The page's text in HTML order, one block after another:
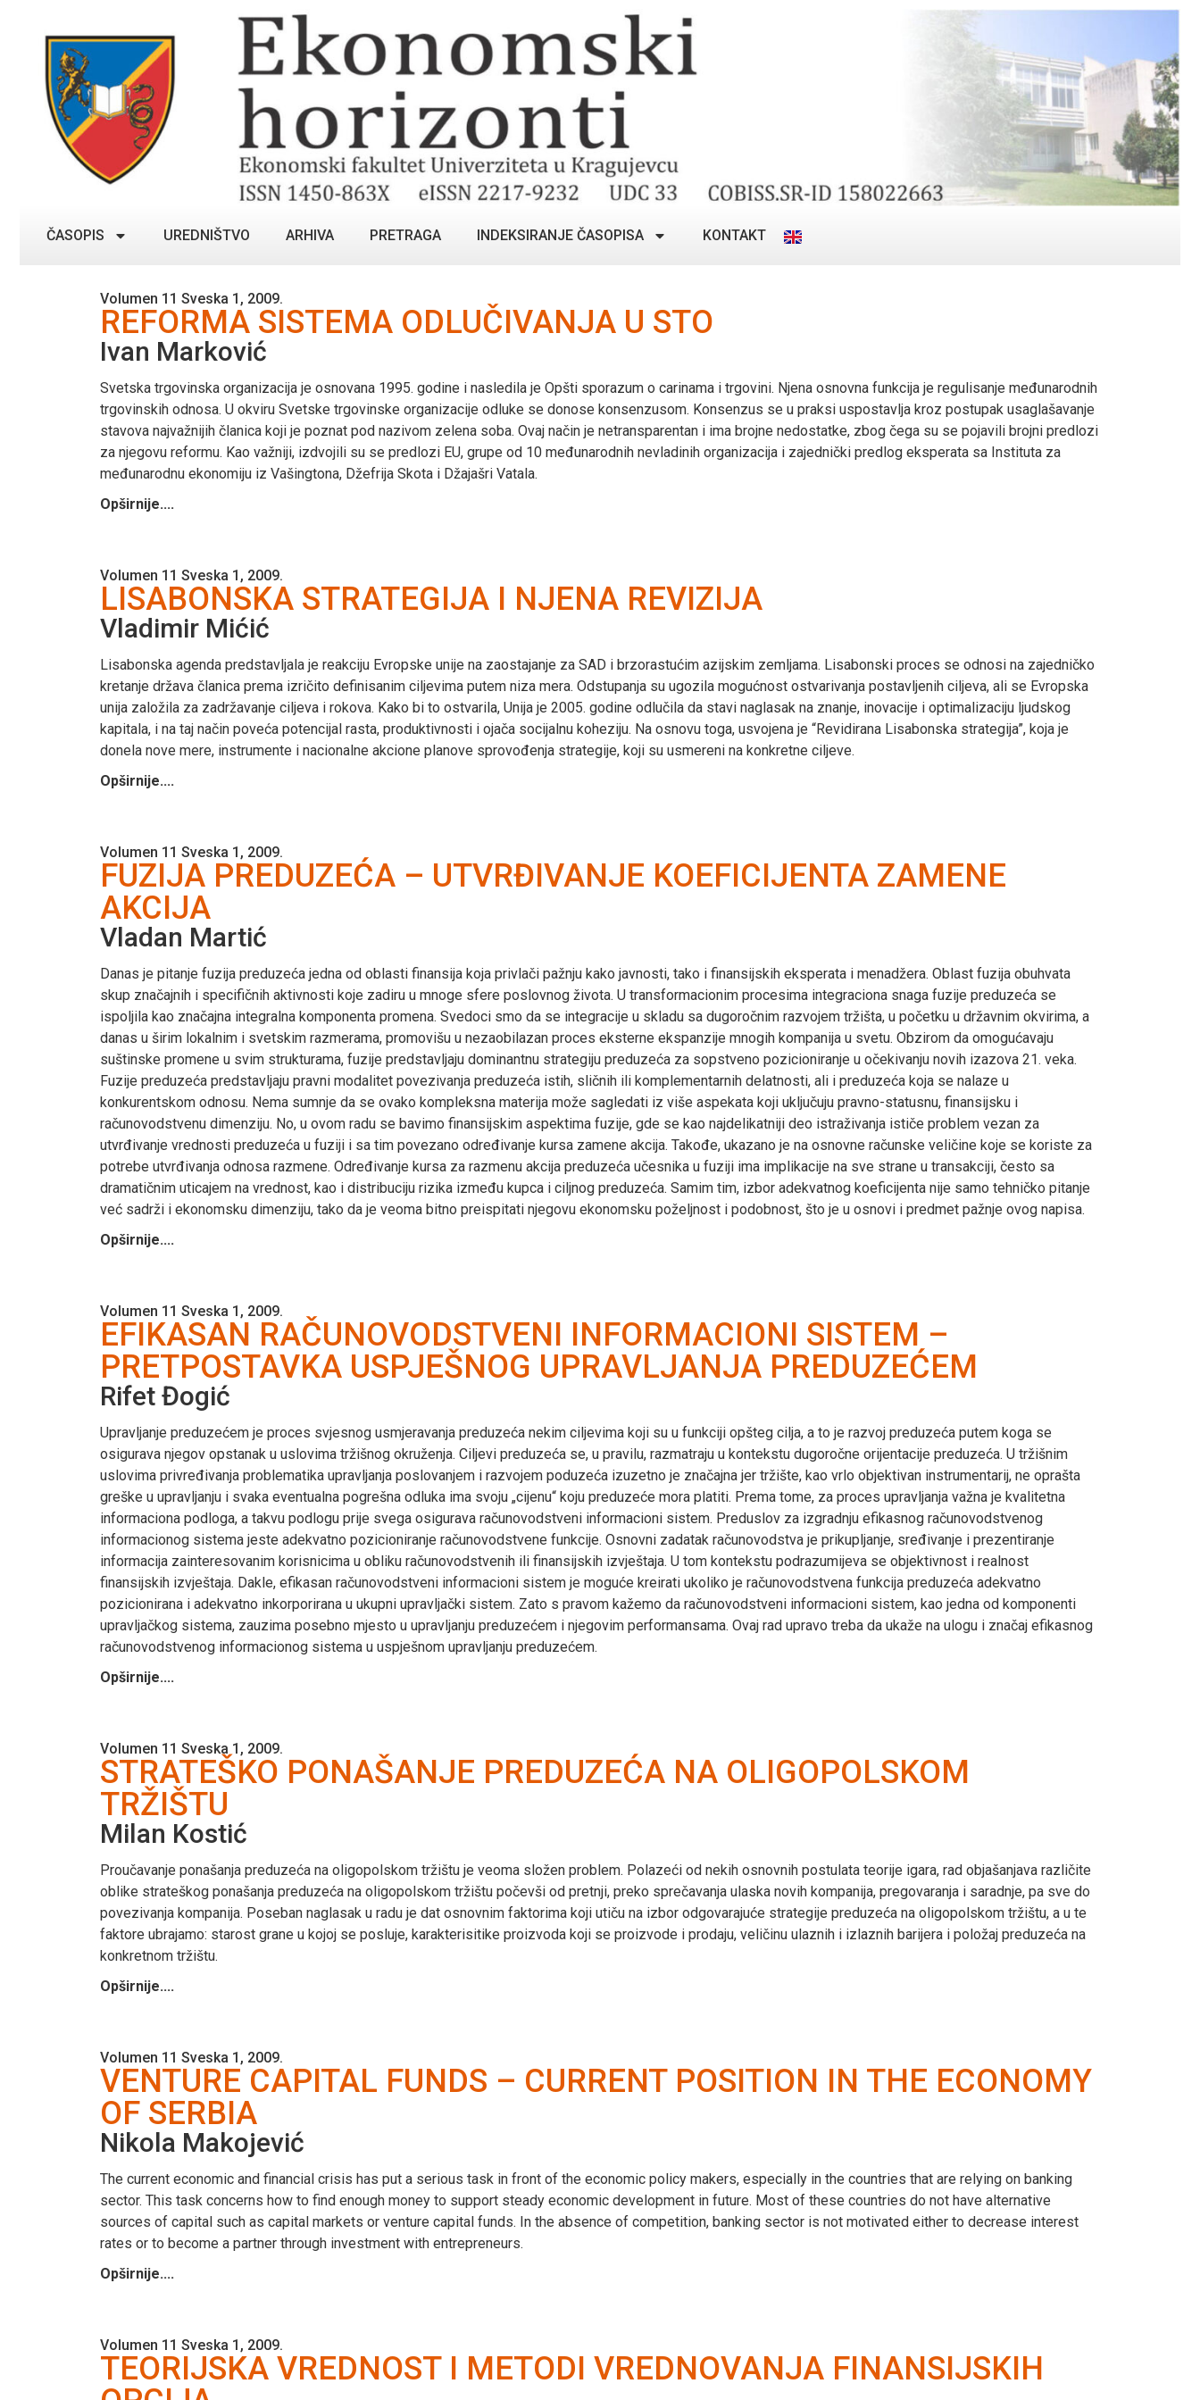
ČASOPIS UREDNIŠTVO ARHIVA PRETRAGA INDEKSIRANJE ČASOPISA KONTAKT
Volumen 11 Sveska 1, 2009.
REFORMA SISTEMA ODLUČIVANJA U STO
Ivan Marković
Svetska trgovinska organizacija je osnovana 1995. godine i nasledila je Opšti sporazum o carinama i trgovini. Njena osnovna funkcija je regulisanje međunarodnih
trgovinskih odnosa. U okviru Svetske trgovinske organizacije odluke se donose konsenzusom. Konsenzus se u praksi uspostavlja kroz postupak usaglašavanje
stavova najvažnijih članica koji je poznat pod nazivom zelena soba. Ovaj način je netransparentan i ima brojne nedostatke, zbog čega su se pojavili brojni predlozi
za njegovu reformu. Kao važniji, izdvojili su se predlozi EU, grupe od 10 međunarodnih nevladinih organizacija i zajednički predlog eksperata sa Instituta za
međunarodnu ekonomiju iz Vašingtona, Džefrija Skota i Džajašri Vatala.
Opširnije....
Volumen 11 Sveska 1, 2009.
LISABONSKA STRATEGIJA I NJENA REVIZIJA
Vladimir Mićić
Lisabonska agenda predstavljala je reakciju Evropske unije na zaostajanje za SAD i brzorastućim azijskim zemljama. Lisabonski proces se odnosi na zajedničko
kretanje država članica prema izričito definisanim ciljevima putem niza mera. Odstupanja su ugozila mogućnost ostvarivanja postavljenih ciljeva, ali se Evropska
unija založila za zadržavanje ciljeva i rokova. Kako bi to ostvarila, Unija je 2005. godine odlučila da stavi naglasak na znanje, inovacije i optimalizaciju ljudskog
kapitala, i na taj način poveća potencijal rasta, produktivnosti i ojača socijalnu koheziju. Na osnovu toga, usvojena je “Revidirana Lisabonska strategija”, koja je
donela nove mere, instrumente i nacionalne akcione planove sprovođenja strategije, koji su usmereni na konkretne ciljeve.
Opširnije....
Volumen 11 Sveska 1, 2009.
FUZIJA PREDUZEĆA – UTVRĐIVANJE KOEFICIJENTA ZAMENE
AKCIJA
Vladan Martić
Danas je pitanje fuzija preduzeća jedna od oblasti finansija koja privlači pažnju kako javnosti, tako i finansijskih eksperata i menadžera. Oblast fuzija obuhvata
skup značajnih i specifičnih aktivnosti koje zadiru u mnoge sfere poslovnog života. U transformacionim procesima integraciona snaga fuzije preduzeća se
ispoljila kao značajna integralna komponenta promena. Svedoci smo da se integracije u skladu sa dugoročnim razvojem tržišta, u početku u državnim okvirima, a
danas u širim lokalnim i svetskim razmerama, promovišu u nezaobilazan proces eksterne ekspanzije mnogih kompanija u svetu. Obzirom da omogućavaju
suštinske promene u svim strukturama, fuzije predstavljaju dominantnu strategiju preduzeća za sopstveno pozicioniranje u očekivanju novih izazova 21. veka.
Fuzije preduzeća predstavljaju pravni modalitet povezivanja preduzeća istih, sličnih ili komplementarnih delatnosti, ali i preduzeća koja se nalaze u
konkurentskom odnosu. Nema sumnje da se ovako kompleksna materija može sagledati iz više aspekata koji uključuju pravno-statusnu, finansijsku i
računovodstvenu dimenziju. No, u ovom radu se bavimo finansijskim aspektima fuzije, gde se kao najdelikatniji deo istraživanja ističe problem vezan za
utvrđivanje vrednosti preduzeća u fuziji i sa tim povezano određivanje kursa zamene akcija. Takođe, ukazano je na osnovne računske veličine koje se koriste za
potrebe utvrđivanja odnosa razmene. Određivanje kursa za razmenu akcija preduzeća učesnika u fuziji ima implikacije na sve strane u transakciji, često sa
dramatičnim uticajem na vrednost, kao i distribuciju rizika između kupca i ciljnog preduzeća. Samim tim, izbor adekvatnog koeficijenta nije samo tehničko pitanje
već sadrži i ekonomsku dimenziju, tako da je veoma bitno preispitati njegovu ekonomsku poželjnost i podobnost, što je u osnovi i predmet pažnje ovog napisa.
Opširnije....
Volumen 11 Sveska 1, 2009.
EFIKASAN RAČUNOVODSTVENI INFORMACIONI SISTEM –
PRETPOSTAVKA USPJEŠNOG UPRAVLJANJA PREDUZEĆEM
Rifet Đogić
Upravljanje preduzećem je proces svjesnog usmjeravanja preduzeća nekim ciljevima koji su u funkciji opšteg cilja, a to je razvoj preduzeća putem koga se
osigurava njegov opstanak u uslovima tržišnog okruženja. Ciljevi preduzeća se, u pravilu, razmatraju u kontekstu dugoročne orijentacije preduzeća. U tržišnim
uslovima privređivanja problematika upravljanja poslovanjem i razvojem poduzeća izuzetno je značajna jer tržište, kao vrlo objektivan instrumentarij, ne oprašta
greške u upravljanju i svaka eventualna pogrešna odluka ima svoju „cijenu“ koju preduzeće mora platiti. Prema tome, za proces upravljanja važna je kvalitetna
informaciona podloga, a takvu podlogu prije svega osigurava računovodstveni informacioni sistem. Preduslov za izgradnju efikasnog računovodstvenog
informacionog sistema jeste adekvatno pozicioniranje računovodstvene funkcije. Osnovni zadatak računovodstva je prikupljanje, sređivanje i prezentiranje
informacija zainteresovanim korisnicima u obliku računovodstvenih ili finansijskih izvještaja. U tom kontekstu podrazumijeva se objektivnost i realnost
finansijskih izvještaja. Dakle, efikasan računovodstveni informacioni sistem je moguće kreirati ukoliko je računovodstvena funkcija preduzeća adekvatno
pozicionirana i adekvatno inkorporirana u ukupni upravljački sistem. Zato s pravom kažemo da računovodstveni informacioni sistem, kao jedna od komponenti
upravljačkog sistema, zauzima posebno mjesto u upravljanju preduzećem i njegovim performansama. Ovaj rad upravo treba da ukaže na ulogu i značaj efikasnog
računovodstvenog informacionog sistema u uspješnom upravljanju preduzećem.
Opširnije....
Volumen 11 Sveska 1, 2009.
STRATEŠKO PONAŠANJE PREDUZEĆA NA OLIGOPOLSKOM
TRŽIŠTU
Milan Kostić
Proučavanje ponašanja preduzeća na oligopolskom tržištu je veoma složen problem. Polazeći od nekih osnovnih postulata teorije igara, rad objašanjava različite
oblike strateškog ponašanja preduzeća na oligopolskom tržištu počevši od pretnji, preko sprečavanja ulaska novih kompanija, pregovaranja i saradnje, pa sve do
povezivanja kompanija. Poseban naglasak u radu je dat osnovnim faktorima koji utiču na izbor odgovarajuće strategije preduzeća na oligopolskom tržištu, a u te
faktore ubrajamo: starost grane u kojoj se posluje, karakterisitike proizvoda koji se proizvode i prodaju, veličinu ulaznih i izlaznih barijera i položaj preduzeća na
konkretnom tržištu.
Opširnije....
Volumen 11 Sveska 1, 2009.
VENTURE CAPITAL FUNDS – CURRENT POSITION IN THE ECONOMY
OF SERBIA
Nikola Makojević
The current economic and financial crisis has put a serious task in front of the economic policy makers, especially in the countries that are relying on banking
sector. This task concerns how to find enough money to support steady economic development in future. Most of these countries do not have alternative
sources of capital such as capital markets or venture capital funds. In the absence of competition, banking sector is not motivated either to decrease interest
rates or to become a partner through investment with entrepreneurs.
Opširnije....
Volumen 11 Sveska 1, 2009.
TEORIJSKA VREDNOST I METODI VREDNOVANJA FINANSIJSKIH